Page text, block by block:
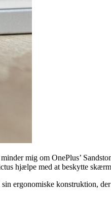
mig om OnePlus’
hjælpe med at beskytte
ergonomiske konstruktion,